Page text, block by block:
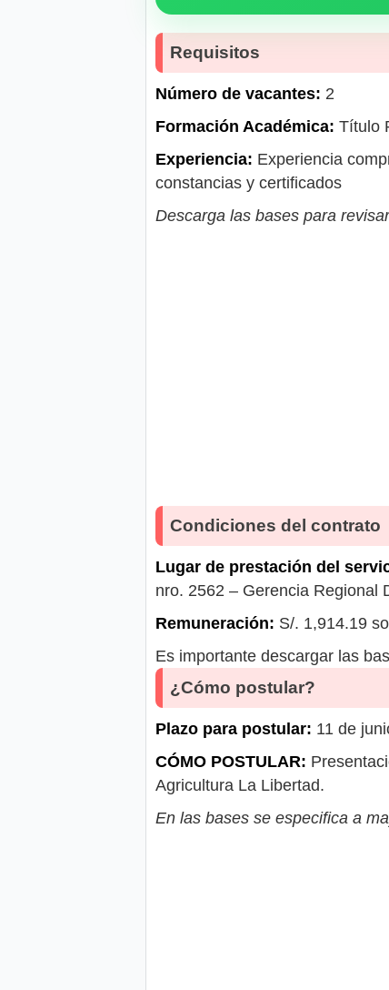
Requisitos
Número de vacantes: 2
Formación Académica: Título
Experiencia: Experiencia
constancias y certificados
Descarga las bases para
Condiciones del contrato
Lugar de prestación del
nro. 2562 – Gerencia Regional
Remuneración: S/. 1,914.19
Es importante descargar las
¿Cómo postular?
Plazo para postular: 11 de
CÓMO POSTULAR:
Agricultura La Libertad.
En las bases se especifica a